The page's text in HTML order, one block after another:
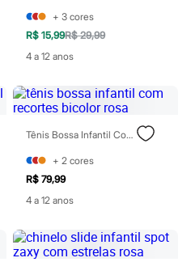
+ 3 cores
R$ 15,99R$ 29,99
4 a 12 anos
Tênis Bossa Infantil Com Recortes Bicolor Rosa
+ 2 cores
R$ 79,99
4 a 12 anos